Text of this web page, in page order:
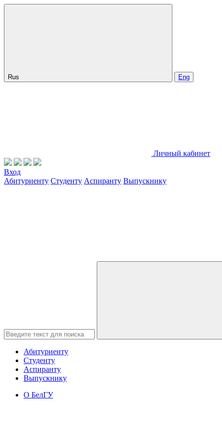
Rus Eng
Личный кабинет
Вход
Абитуриенту Студенту Аспиранту Выпускнику
Абитуриенту
Студенту
Аспиранту
Выпускнику
О БелГУ